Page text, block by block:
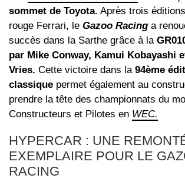
sommet de Toyota. Après trois
rouge Ferrari, le Gazoo Racing a
succès dans la Sarthe grâce à la
par Mike Conway, Kamui Kobayashi
Vries. Cette victoire dans la 94ème
classique permet également au
prendre la tête des championnats du
Constructeurs et Pilotes en WEC.
HYPERCAR : UNE
EXEMPLAIRE POUR LE
RACING